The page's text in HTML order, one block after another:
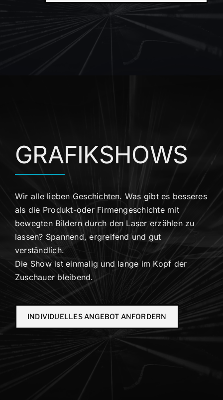
GRAFIKSHOWS
Wir alle lieben Geschichten. Was gibt es besseres
als die Produkt-oder Firmengeschichte mit
bewegten Bildern durch den Laser erzählen zu
lassen? Spannend, ergreifend und gut
verständlich.
Die Show ist einmalig und lange im Kopf der
Zuschauer bleibend.
INDIVIDUELLES ANGEBOT ANFORDERN